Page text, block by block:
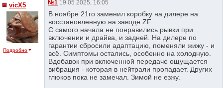
vicX5
Подробно
№1 19 05 2025, 16:05
В ноябре 21го заменил коробку на дилере на
восстановленную на заводе ZF.
С самого начала не понравились рывки при
включении и драйва, и задней. На дилере по
гарантии сбросили адаптацию, поменяли жижу - и
всё. Симптомы остались, особенно на холодную.
Вдобавок при включенной передаче ощущается
вибрация - которая в нейтрали пропадает. Других
глюков пока не замечал. Зимой не езжу.